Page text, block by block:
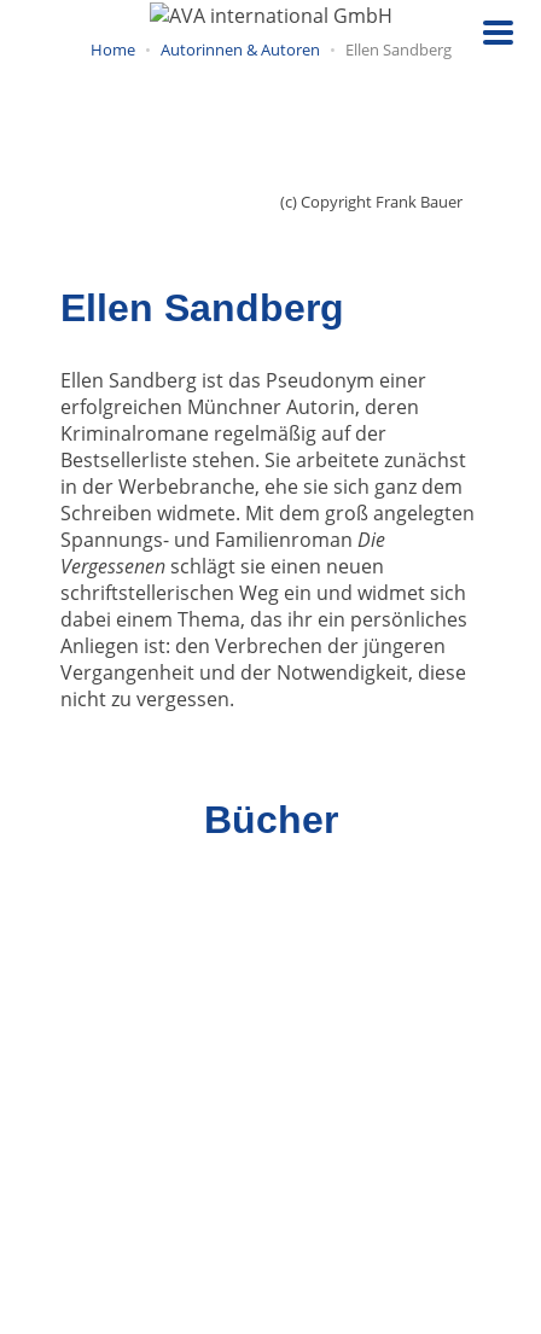
Home Autorinnen & Autoren Ellen Sandberg
(c) Copyright Frank Bauer
Ellen Sandberg
Ellen Sandberg ist das Pseudonym einer
erfolgreichen Münchner Autorin, deren
Kriminalromane regelmäßig auf der
Bestsellerliste stehen. Sie arbeitete zunächst
in der Werbebranche, ehe sie sich ganz dem
Schreiben widmete. Mit dem groß angelegten
Spannungs- und Familienroman Die
Vergessenenschlägt sie einen neuen
schriftstellerischen Weg ein und widmet sich
dabei einem Thema, das ihr ein persönliches
Anliegen ist: den Verbrechen der jüngeren
Vergangenheit und der Notwendigkeit, diese
nicht zu vergessen.
Bücher